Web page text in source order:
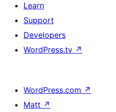
Learn
Support
Developers
WordPress.tv ↗
WordPress.com ↗
Matt ↗